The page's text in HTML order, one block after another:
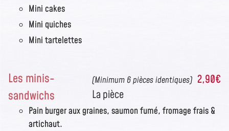
Mini cakes
Mini quiches
Mini tartelettes
Les minis-
sandwichs
(Minimum 6 pièces identiques)2,90€
La pièce
Pain burger aux graines, saumon fumé, fromage frais &
artichaut.